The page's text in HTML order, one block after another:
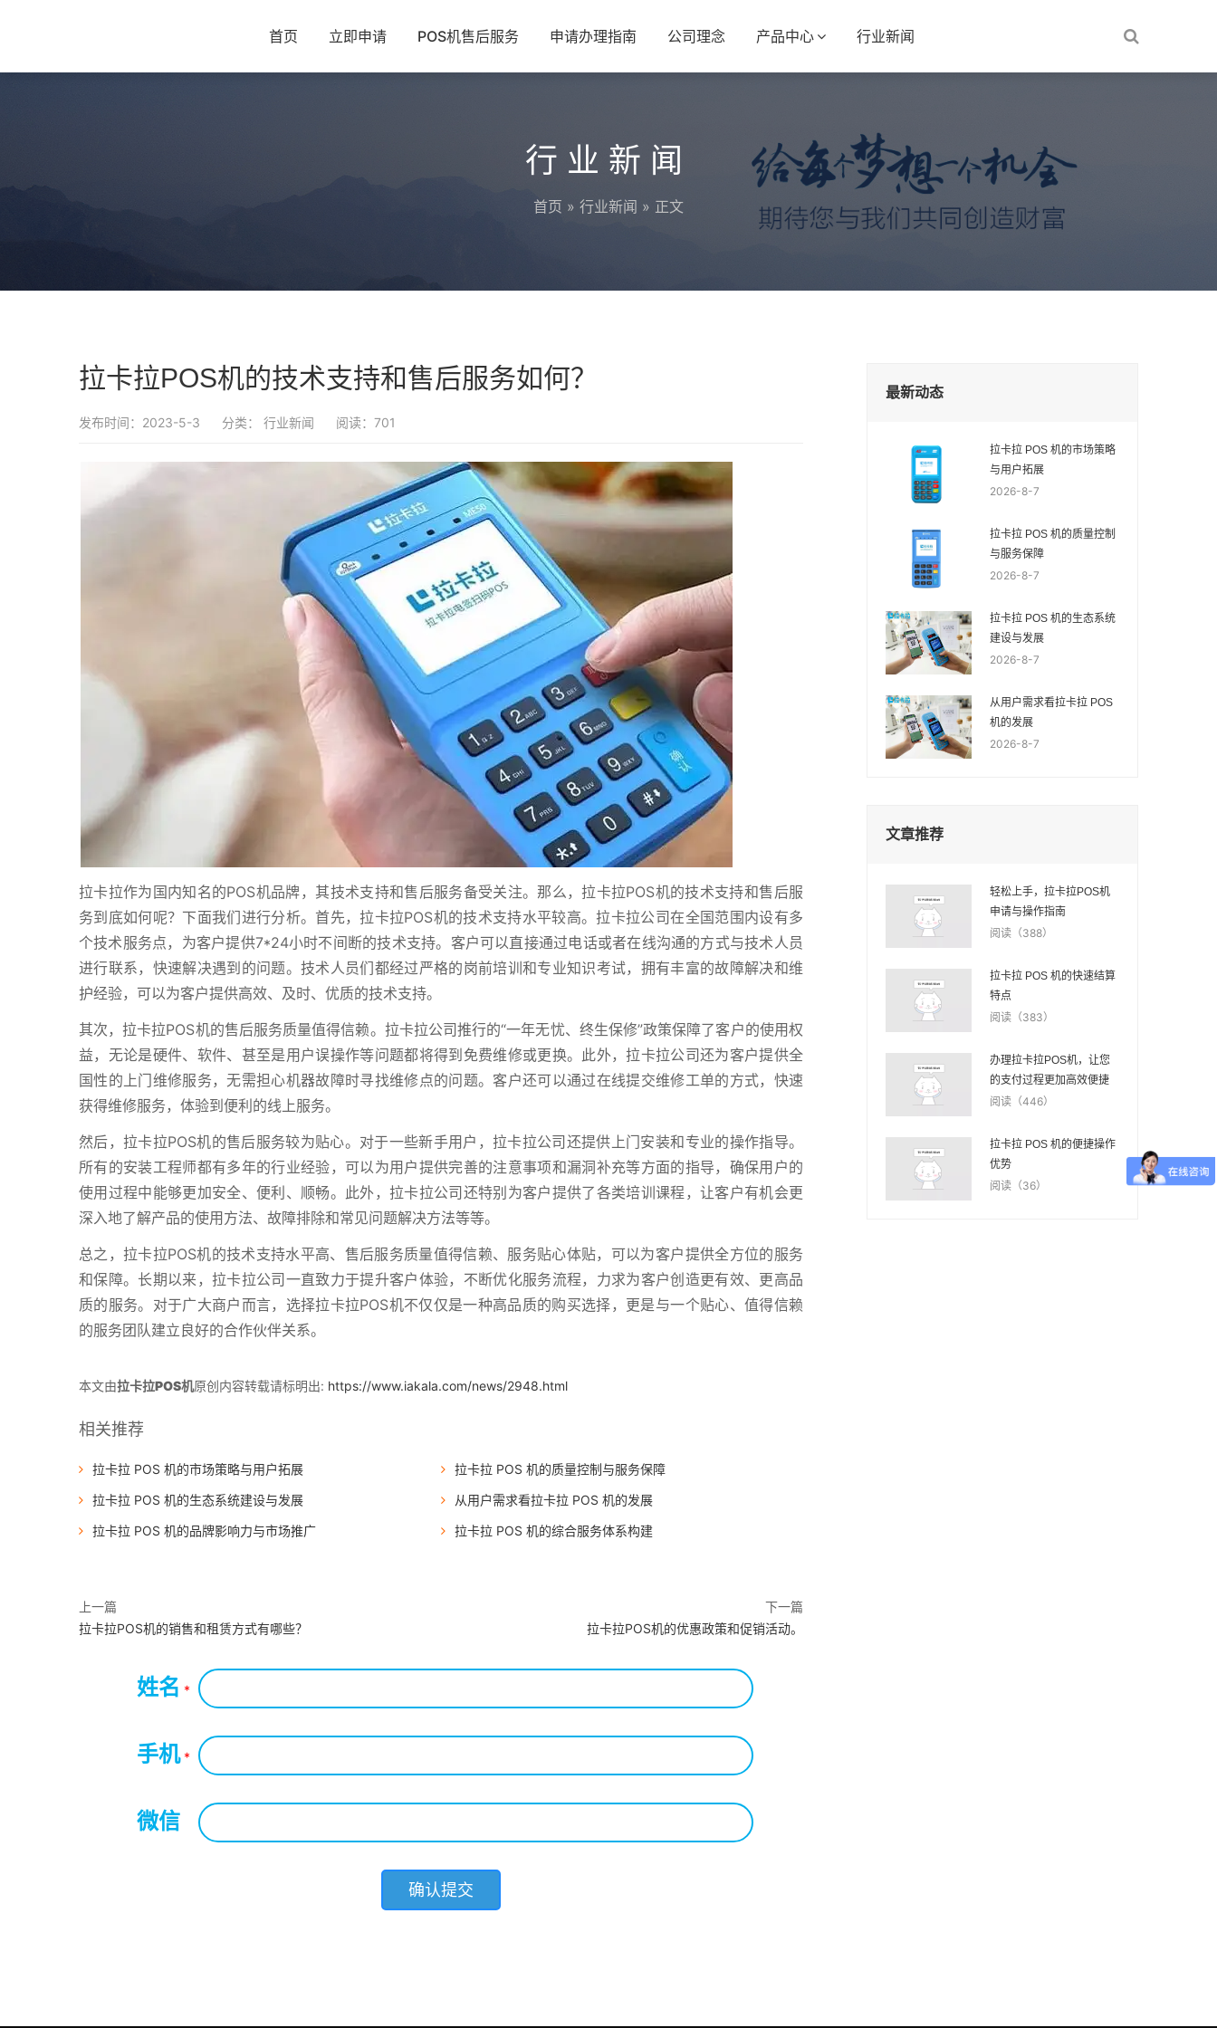
首页 立即申请 POS机售后服务 申请办理指南 公司理念 产品中心 行业新闻
行业新闻
首页 » 行业新闻 » 正文
拉卡拉POS机的技术支持和售后服务如何？
发布时间：2023-5-3 分类： 行业新闻 阅读：701
拉卡拉作为国内知名的POS机品牌，其技术支持和售后服务备受关注。那么，拉卡拉POS机的技术支持和售后服
务到底如何呢？下面我们进行分析。首先，拉卡拉POS机的技术支持水平较高。拉卡拉公司在全国范围内设有多
个技术服务点，为客户提供7*24小时不间断的技术支持。客户可以直接通过电话或者在线沟通的方式与技术人员
进行联系，快速解决遇到的问题。技术人员们都经过严格的岗前培训和专业知识考试，拥有丰富的故障解决和维
护经验，可以为客户提供高效、及时、优质的技术支持。
其次，拉卡拉POS机的售后服务质量值得信赖。拉卡拉公司推行的“一年无忧、终生保修”政策保障了客户的使用权
益，无论是硬件、软件、甚至是用户误操作等问题都将得到免费维修或更换。此外，拉卡拉公司还为客户提供全
国性的上门维修服务，无需担心机器故障时寻找维修点的问题。客户还可以通过在线提交维修工单的方式，快速
获得维修服务，体验到便利的线上服务。
然后，拉卡拉POS机的售后服务较为贴心。对于一些新手用户，拉卡拉公司还提供上门安装和专业的操作指导。
所有的安装工程师都有多年的行业经验，可以为用户提供完善的注意事项和漏洞补充等方面的指导，确保用户的
使用过程中能够更加安全、便利、顺畅。此外，拉卡拉公司还特别为客户提供了各类培训课程，让客户有机会更
深入地了解产品的使用方法、故障排除和常见问题解决方法等等。
总之，拉卡拉POS机的技术支持水平高、售后服务质量值得信赖、服务贴心体贴，可以为客户提供全方位的服务
和保障。长期以来，拉卡拉公司一直致力于提升客户体验，不断优化服务流程，力求为客户创造更有效、更高品
质的服务。对于广大商户而言，选择拉卡拉POS机不仅仅是一种高品质的购买选择，更是与一个贴心、值得信赖
的服务团队建立良好的合作伙伴关系。
本文由拉卡拉POS机原创内容转载请标明出: https://www.iakala.com/news/2948.html
相关推荐
拉卡拉 POS 机的市场策略与用户拓展
拉卡拉 POS 机的质量控制与服务保障
拉卡拉 POS 机的生态系统建设与发展
从用户需求看拉卡拉 POS 机的发展
拉卡拉 POS 机的品牌影响力与市场推广
拉卡拉 POS 机的综合服务体系构建
上一篇
拉卡拉POS机的销售和租赁方式有哪些？
下一篇
拉卡拉POS机的优惠政策和促销活动。
姓名 *
手机*
微信
最新动态
拉卡拉 POS 机的市场策略
与用户拓展
2026-8-7
拉卡拉 POS 机的质量控制
与服务保障
2026-8-7
拉卡拉 POS 机的生态系统
建设与发展
2026-8-7
从用户需求看拉卡拉 POS
机的发展
2026-8-7
文章推荐
轻松上手，拉卡拉POS机
申请与操作指南
阅读（388）
拉卡拉 POS 机的快速结算
特点
阅读（383）
办理拉卡拉POS机，让您
的支付过程更加高效便捷
阅读（446）
拉卡拉 POS 机的便捷操作
优势
阅读（36）